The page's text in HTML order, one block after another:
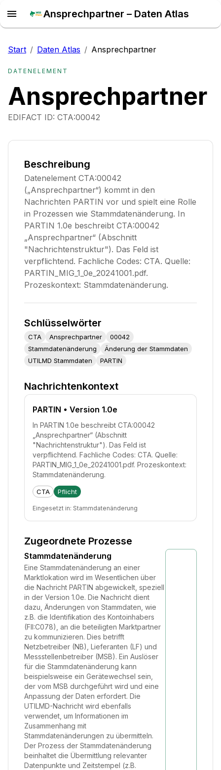
Ansprechpartner – Daten Atlas
Start / Daten Atlas / Ansprechpartner
DATENELEMENT
Ansprechpartner
EDIFACT ID: CTA:00042
Beschreibung
Datenelement CTA:00042
(„Ansprechpartner“) kommt in den
Nachrichten PARTIN vor und spielt eine Rolle
in Prozessen wie Stammdatenänderung. In
PARTIN 1.0e beschreibt CTA:00042
„Ansprechpartner“ (Abschnitt
"Nachrichtenstruktur"). Das Feld ist
verpflichtend. Fachliche Codes: CTA. Quelle:
PARTIN_MIG_1_0e_20241001.pdf.
Prozeskontext: Stammdatenänderung.
Schlüsselwörter
CTA Ansprechpartner
00042
Stammdatenänderung
Änderung der Stammdaten
UTILMD Stammdaten
PARTIN
Nachrichtenkontext
PARTIN • Version 1.0e
In PARTIN 1.0e beschreibt CTA:00042
„Ansprechpartner“ (Abschnitt
"Nachrichtenstruktur"). Das Feld ist
verpflichtend. Fachliche Codes: CTA. Quelle:
PARTIN_MIG_1_0e_20241001.pdf. Prozeskontext:
Stammdatenänderung.
CTA Pflicht
Eingesetzt in: Stammdatenänderung
Zugeordnete Prozesse
Stammdatenänderung
Eine Stammdatenänderung an einer
Marktlokation wird im Wesentlichen über
die Nachricht PARTIN abgewickelt, speziell
in der Version 1.0e. Die Nachricht dient
dazu, Änderungen von Stammdaten, wie
z.B. die Identifikation des Kontoinhabers
(FII:C078), an die beteiligten Marktpartner
zu kommunizieren. Dies betrifft
Netzbetreiber (NB), Lieferanten (LF) und
Messstellenbetreiber (MSB). Ein Auslöser
für die Stammdatenänderung kann
beispielsweise ein Gerätewechsel sein,
der vom MSB durchgeführt wird und eine
Anpassung der Daten erfordert. Die
UTILMD-Nachricht wird ebenfalls
verwendet, um Informationen im
Zusammenhang mit
Stammdatenänderungen zu übermitteln.
Der Prozess der Stammdatenänderung
beinhaltet die Übermittlung relevanter
Datenpunkte und Zeitstempel (z.B.